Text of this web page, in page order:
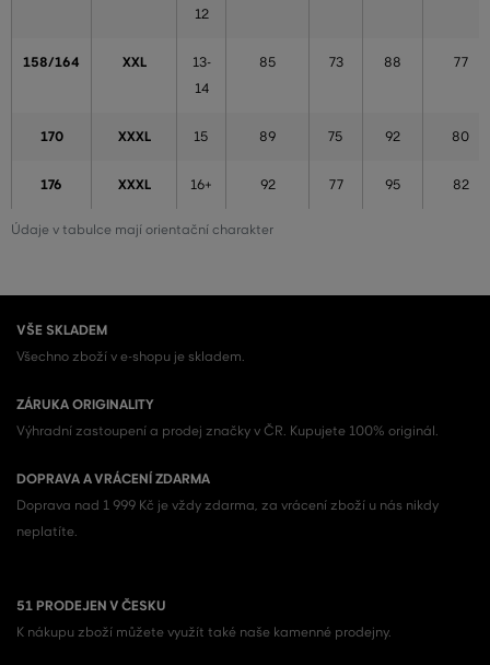
Údaje v tabulce mají orientační charakter
12
158/164 XXL
13-
14
85 73 88 77
170 XXXL 15 89 75 92 80
176 XXXL 16+ 92 77 95 82
VŠE SKLADEM
Všechno zboží v e-shopu je skladem.
ZÁRUKA ORIGINALITY
Výhradní zastoupení a prodej značky v ČR. Kupujete 100% originál.
DOPRAVA A VRÁCENÍ ZDARMA
Doprava nad 1 999 Kč je vždy zdarma, za vrácení zboží u nás nikdy
neplatíte.
51 PRODEJEN V ČESKU
K nákupu zboží můžete využít také naše kamenné prodejny.